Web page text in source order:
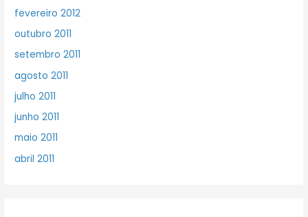
fevereiro 2012
outubro 2011
setembro 2011
agosto 2011
julho 2011
junho 2011
maio 2011
abril 2011